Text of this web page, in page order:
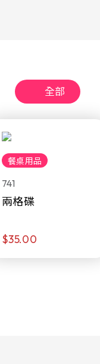
全部
餐桌用品
741
兩格碟
$35.00